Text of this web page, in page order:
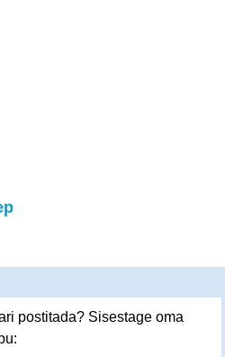
postitada? Sisestage oma